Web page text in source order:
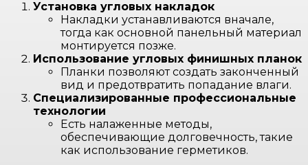
Установка угловых накладок
Накладки устанавливаются вначале,
тогда как основной панельный материал
монтируется позже.
Использование угловых финишных планок
Планки позволяют создать законченный
вид и предотвратить попадание влаги.
Специализированные профессиональные
технологии
Есть налаженные методы,
обеспечивающие долговечность, такие
как использование герметиков.